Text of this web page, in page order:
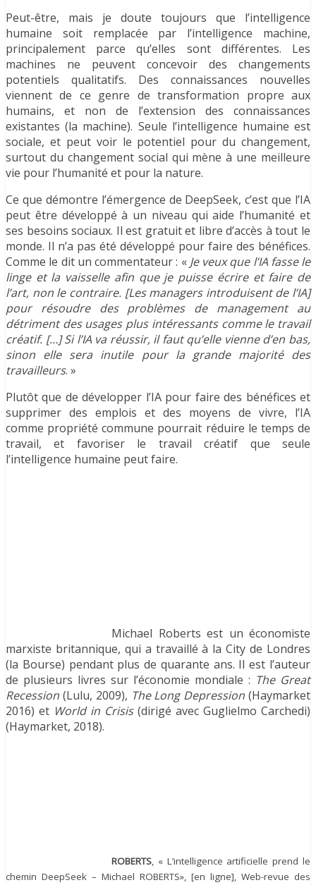
Peut-être, mais je doute toujours que l’intelligence
humaine soit remplacée par l’intelligence machine,
principalement parce qu’elles sont différentes. Les
machines ne peuvent concevoir des changements
potentiels qualitatifs. Des connaissances nouvelles
viennent de ce genre de transformation propre aux
humains, et non de l’extension des connaissances
existantes (la machine). Seule l’intelligence humaine est
sociale, et peut voir le potentiel pour du changement,
surtout du changement social qui mène à une meilleure
vie pour l’humanité et pour la nature.
Ce que démontre l’émergence de DeepSeek, c’est que l’IA
peut être développé à un niveau qui aide l’humanité et
ses besoins sociaux. Il est gratuit et libre d’accès à tout le
monde. Il n’a pas été développé pour faire des bénéfices.
Comme le dit un commentateur : « Je veux que l’IA fasse le
linge et la vaisselle afin que je puisse écrire et faire de
l’art, non le contraire. [Les managers introduisent de l’IA]
pour résoudre des problèmes de management au
détriment des usages plus intéressants comme le travail
créatif. […] Si l’IA va réussir, il faut qu’elle vienne d’en bas,
sinon elle sera inutile pour la grande majorité des
travailleurs. »
Plutôt que de développer l’IA pour faire des bénéfices et
supprimer des emplois et des moyens de vivre, l’IA
comme propriété commune pourrait réduire le temps de
travail, et favoriser le travail créatif que seule
l’intelligence humaine peut faire.
Michael Roberts est un économiste
marxiste britannique, qui a travaillé à la City de Londres
(la Bourse) pendant plus de quarante ans. Il est l’auteur
de plusieurs livres sur l’économie mondiale : The Great
Recession (Lulu, 2009), The Long Depression (Haymarket
2016) et World in Crisis (dirigé avec Guglielmo Carchedi)
(Haymarket, 2018).
ROBERTS, « L’intelligence artificielle prend le
chemin DeepSeek – Michael ROBERTS», [en ligne], Web-revue des